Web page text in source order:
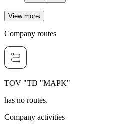
View more
Company routes
TOV "TD "MAPK"
has no routes.
Company activities